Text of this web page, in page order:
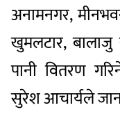
अनामनगर,
खुमलटार, बालाजु
पानी वितरण
सुरेश आचार्यले